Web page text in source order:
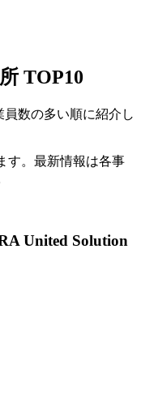
TOP10
数の多い順に紹介し
す。最新情報は各事
United Solution